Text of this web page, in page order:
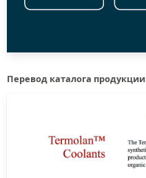
Перевод каталога продукции